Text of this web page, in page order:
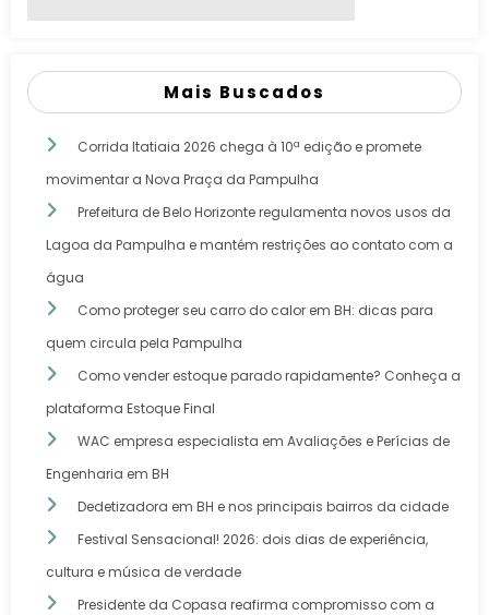
Mais Buscados
Corrida Itatiaia 2026 chega à 10ª edição e promete
movimentar a Nova Praça da Pampulha
Prefeitura de Belo Horizonte regulamenta novos usos da
Lagoa da Pampulha e mantém restrições ao contato com a
água
Como proteger seu carro do calor em BH: dicas para
quem circula pela Pampulha
Como vender estoque parado rapidamente? Conheça a
plataforma Estoque Final
WAC empresa especialista em Avaliações e Perícias de
Engenharia em BH
Dedetizadora em BH e nos principais bairros da cidade
Festival Sensacional! 2026: dois dias de experiência,
cultura e música de verdade
Presidente da Copasa reafirma compromisso com a